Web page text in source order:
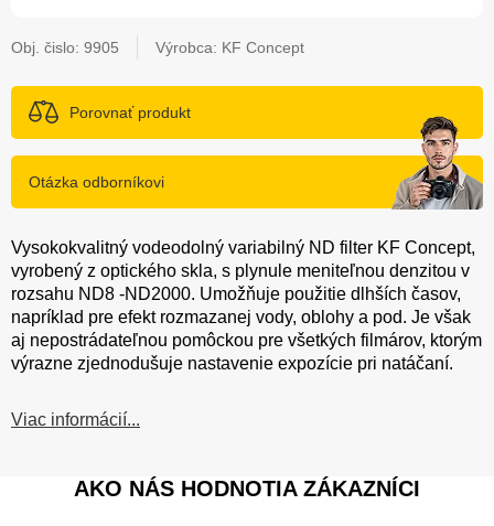
Obj. čislo: 9905 Výrobca: KF Concept
Porovnať produkt
Otázka odborníkovi
Vysokokvalitný vodeodolný variabilný ND filter KF Concept,
vyrobený z optického skla, s plynule meniteľnou denzitou v
rozsahu ND8 -ND2000. Umožňuje použitie dlhších časov,
napríklad pre efekt rozmazanej vody, oblohy a pod. Je však
aj nepostrádateľnou pomôckou pre všetkých filmárov, ktorým
výrazne zjednodušuje nastavenie expozície pri natáčaní.
Viac informácií...
AKO NÁS HODNOTIA ZÁKAZNÍCI